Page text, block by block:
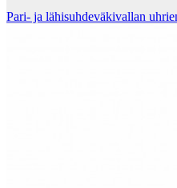
Pari- ja lähisuhdeväkivallan